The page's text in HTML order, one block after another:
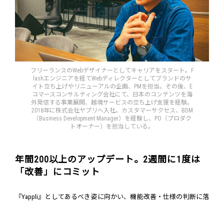
フリーランスのWebデザイナーとしてキャリアをスタート。F
lashエンジニアを経てWebディレクターとしてブランドのサ
イト立ち上げやリニューアルの企画、PMを担当。その後、E
コマースコンサルティング会社にて、日本のコンテンツを海
外発信する事業展開、越境サービスの立ち上げ支援を経験。
2018年に株式会社ヤプリへ入社。カスタマーサクセス、BDM
（Business Development Manager）を経験し、PO（プロダク
トオーナー）を担当している。
年間200以上のアップデート。2週間に1度は
「改善」にコミット
『Yappli』としてあるべき姿に向かい、機能改善・仕様の判断に落